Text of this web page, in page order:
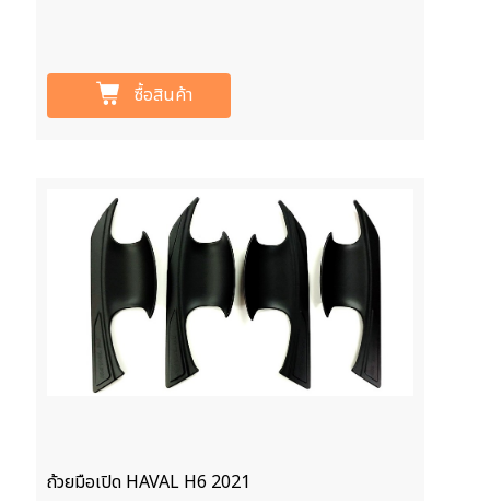
ซื้อสินค้า
ถ้วยมือเปิด HAVAL H6 2021